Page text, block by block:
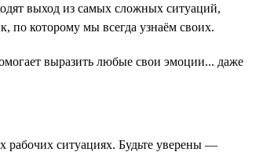
выход из самых сложных ситуаций,
по которому мы всегда узнаём своих.
выразить любые свои эмоции... даже
рабочих ситуациях. Будьте уверены —